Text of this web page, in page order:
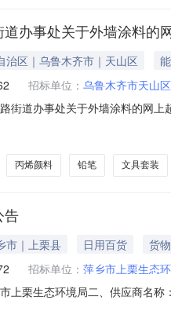
办事处关于外墙涂料的
治区｜乌鲁木齐市｜天山区
招标单位： 乌鲁木齐市天山
街道办事处关于外墙涂料的网
编码:650102项目所在行政区
丙烯颜料 铅笔 文具套装
告
市｜上栗县 日用百货
货物
招标单位： 萍乡市上栗生态
上栗生态环境局二、供应商名
个10.008803得力5656A5网格